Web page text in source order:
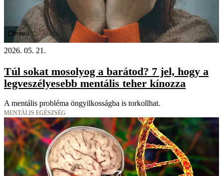
Videó
2026. 05. 21.
Túl sokat mosolyog a barátod? 7 jel, hogy a
legveszélyesebb mentális teher kínozza
A mentális probléma öngyilkosságba is torkollhat.
MENTÁLIS EGÉSZSÉG